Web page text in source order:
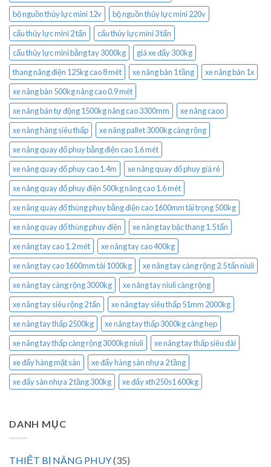
bộ nguồn thủy lực mini 12v
bộ nguồn thủy lực mini 220v
cẩu thủy lực mini 2 tấn
cẩu thủy lực mini 3 tấn
cẩu thủy lực mini bằng tay 3000kg
giá xe đẩy 300kg
thang nâng điện 125kg cao 8 mét
xe nâng bàn 1 tầng
xe nâng bàn 1x
xe nâng bàn 500kg nâng cao 0.9 mét
xe nâng bán tự động 1500kg nâng cao 3300mm
xe nâng caoo
xe nâng hàng siêu thấp
xe nâng pallet 3000kg càng rộng
xe nâng quay đổ phuy bằng điện cao 1.6 mét
xe nâng quay đổ phuy cao 1.4m
xe nâng quay đổ phuy giá rẻ
xe nâng quay đổ phuy điện 500kg nâng cao 1.6 mét
xe nâng quay đổ thùng phuy bằng điện cao 1600mm tải trọng 500kg
xe nâng quay đổ thùng phuy điện
xe nâng tay bậc thang 1.5 tấn
xe nâng tay cao 1.2 mét
xe nâng tay cao 400kg
xe nâng tay cao 1600mm tải 1000kg
xe nâng tay càng rộng 2.5 tấn niuli
xe nâng tay càng rộng 3000kg
xe nâng tay niuli càng rộng
xe nâng tay siêu rộng 2 tấn
xe nâng tay siêu thấp 51mm 2000kg
xe nâng tay thấp 2500kg
xe nâng tay thấp 3000kg càng hẹp
xe nâng tay thấp càng rộng 3000kg niuli
xe nâng tay thấp siêu dài
xe đẩy hàng mặt sàn
xe đẩy hàng sàn nhựa 2 tầng
xe đẩy sàn nhựa 2 tầng 300kg
xe đẩy xth250s1 600kg
DANH MỤC
THIẾT BỊ NÂNG PHUY(35)